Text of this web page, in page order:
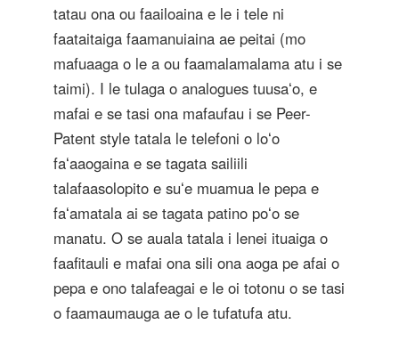
tatau ona ou faailoaina e le i tele ni
faataitaiga faamanuiaina ae peitai (mo
mafuaaga o le a ou faamalamalama atu i se
taimi). I le tulaga o analogues tuusaʻo, e
mafai e se tasi ona mafaufau i se Peer-
Patent style tatala le telefoni o loʻo
faʻaaogaina e se tagata sailiili
talafaasolopito e suʻe muamua le pepa e
faʻamatala ai se tagata patino poʻo se
manatu. O se auala tatala i lenei ituaiga o
faafitauli e mafai ona sili ona aoga pe afai o
pepa e ono talafeagai e le oi totonu o se tasi
o faamaumauga ae o le tufatufa atu.